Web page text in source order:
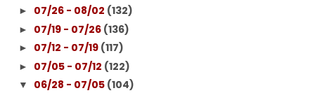
► 07/26 - 08/02 (132)
► 07/19 - 07/26 (136)
► 07/12 - 07/19 (117)
► 07/05 - 07/12 (122)
▼ 06/28 - 07/05 (104)